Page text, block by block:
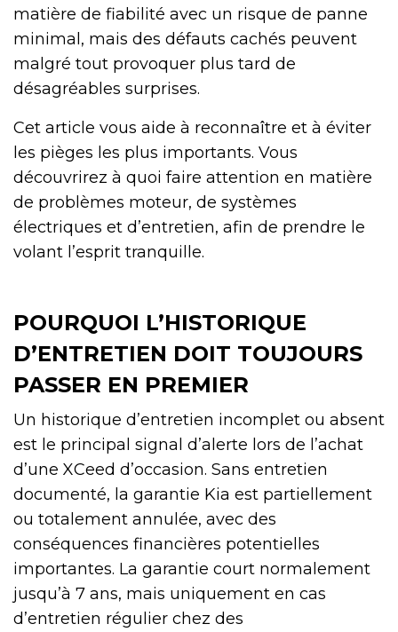
matière de fiabilité avec un risque de panne
minimal, mais des défauts cachés peuvent
malgré tout provoquer plus tard de
désagréables surprises.
Cet article vous aide à reconnaître et à éviter
les pièges les plus importants. Vous
découvrirez à quoi faire attention en matière
de problèmes moteur, de systèmes
électriques et d’entretien, afin de prendre le
volant l’esprit tranquille.
POURQUOI L’HISTORIQUE
D’ENTRETIEN DOIT TOUJOURS
PASSER EN PREMIER
Un historique d’entretien incomplet ou absent
est le principal signal d’alerte lors de l’achat
d’une XCeed d’occasion. Sans entretien
documenté, la garantie Kia est partiellement
ou totalement annulée, avec des
conséquences financières potentielles
importantes. La garantie court normalement
jusqu’à 7 ans, mais uniquement en cas
d’entretien régulier chez des